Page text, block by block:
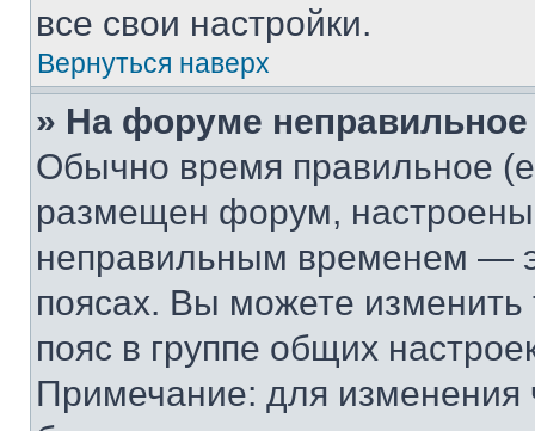
все свои настройки.
Вернуться наверх
» На форуме
Обычно время правильное
размещен форум, настроены
неправильным временем —
поясах. Вы можете изменить
пояс в группе общих
Примечание: для изменения